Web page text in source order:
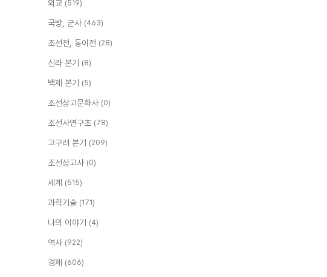
외교 (519)
국방, 군사 (463)
조선전, 동이전 (28)
신라 본기 (8)
백제 본기 (5)
조선상고문화사 (0)
조선사연구초 (78)
고구려 본기 (209)
조선상고사 (0)
세계 (515)
과학기술 (171)
나의 이야기 (4)
역사 (922)
경제 (606)